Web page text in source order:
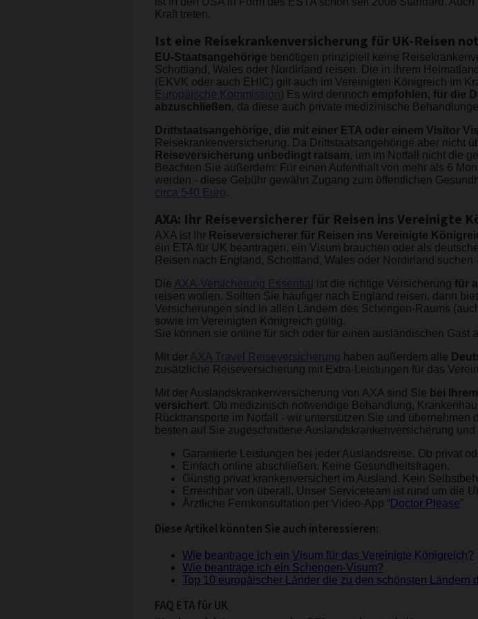
Kraft treten.
Ist eine Reisekrankenversicherung für UK-Reisen
EU-Staatsangehörige benötigen prinzipiell keine
Schottland, Wales oder Nordirland reisen. Die in ihrem
(EKVK oder auch EHIC) gilt auch im Vereinigten Königreich im
Europäische Kommission ) Es wird dennoch empfohlen, für die
abzuschließen, da diese auch private medizinische
Drittstaatsangehörige, die mit einer ETA oder einem Visitor
Reisekrankenversicherung. Da Drittstaatsangehörige aber nicht
Reiseversicherung unbedingt ratsam, um im Notfall nicht die
Beachten Sie außerdem: Für einen Aufenthalt von mehr als 6
werden - diese Gebühr gewährt Zugang zum öffentlichen
circa 540 Euro.
AXA: Ihr Reiseversicherer für Reisen ins Vereinigte
AXA ist Ihr Reiseversicherer für Reisen ins Vereinigte
ein ETA für UK beantragen, ein Visum brauchen oder als
Reisen nach England, Schottland, Wales oder Nordirland
Die AXA-Versicherung Essential ist die richtige Versicherung für
reisen wollen. Sollten Sie häufiger nach England reisen, dann
Versicherungen sind in allen Ländern des Schengen-Raums
sowie im Vereinigten Königreich gültig.
Sie können sie online für sich oder für einen ausländischen Gast
Mit der AXA Travel Reiseversicherung haben außerdem alle
zusätzliche Reiseversicherung mit Extra-Leistungen für das
Mit der Auslandskrankenversicherung von AXA sind Sie bei
versichert. Ob medizinisch notwendige Behandlung,
Rücktransporte im Notfall - wir unterstützen Sie und
besten auf Sie zugeschnittene Auslandskrankenversicherung
Garantierte Leistungen bei jeder Auslandsreise. Ob privat
Einfach online abschließen. Keine Gesundheitsfragen.
Günstig privat krankenversichert im Ausland. Kein
Erreichbar von überall. Unser Serviceteam ist rund um die
Ärztliche Fernkonsultation per Video-App “ Doctor Please”
Diese Artikel könnten Sie auch interessieren:
Wie beantrage ich ein Visum für das Vereinigte Königreich?
Wie beantrage ich ein Schengen-Visum?
Top 10 europäischer Länder die zu den schönsten Ländern
FAQ ETA fûr UK